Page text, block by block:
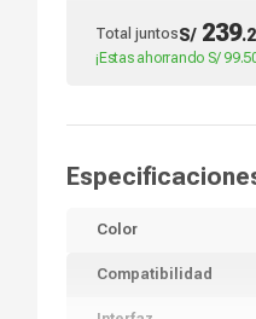
Total juntosS/ 239.
¡Estas ahorrando S/
Color
Compatibilidad